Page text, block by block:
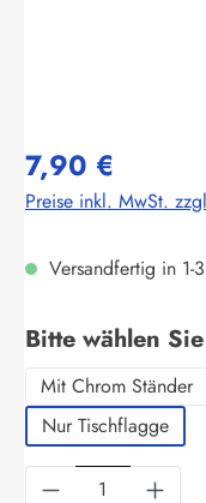
7,90 €
Preise inkl. MwSt.
Versandfertig in 1-
Bitte wählen Sie
Mit Chrom Ständer
Nur Tischflagge
Produkt